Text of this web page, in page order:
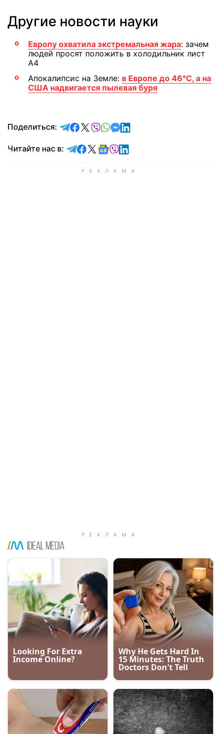
Другие новости науки
Европу охватила экстремальная жара: зачем
людей просят положить в холодильник лист
А4
Апокалипсис на Земле: в Европе до 46°C, а на
США надвигается пылевая буря
Поделиться: отправить в Telegram
поделиться в Facebook
поделиться в X
отправить в Viber
отправить в Whatsapp
отправить в Messenger
отправить в LinkedIn
Читайте нас в: Читайте в Telegram
Читайте в Facebook
Читайте в X
Читайте в Google news
Читайте в Viber
Читайте в LinkedIn